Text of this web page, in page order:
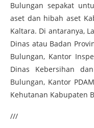
Bulungan sepakat
aset dan hibah aset
Kaltara. Di antaranya,
Dinas atau Badan
Bulungan, Kantor
Dinas Kebersihan
Bulungan, Kantor
Kehutanan Kabupaten
///